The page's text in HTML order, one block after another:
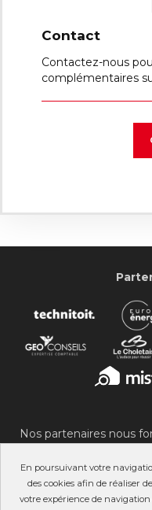
En poursuivant votre
des cookies afin de réaliser
votre expérience de
Contact
Contactez-nous
complémentaires
Nos partenaires nous